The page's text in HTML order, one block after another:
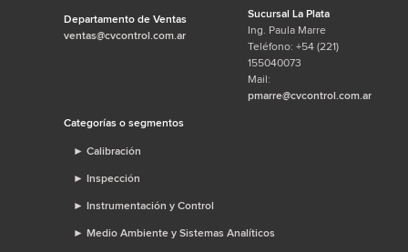
Departamento de Ventas
ventas@cvcontrol.com.ar
Sucursal La Plata
Ing. Paula Marre
Teléfono: +54 (221)
155040073
Mail:
pmarre@cvcontrol.com.ar
Categorías o segmentos
► Calibración
► Inspección
► Instrumentación y Control
► Medio Ambiente y Sistemas Analíticos